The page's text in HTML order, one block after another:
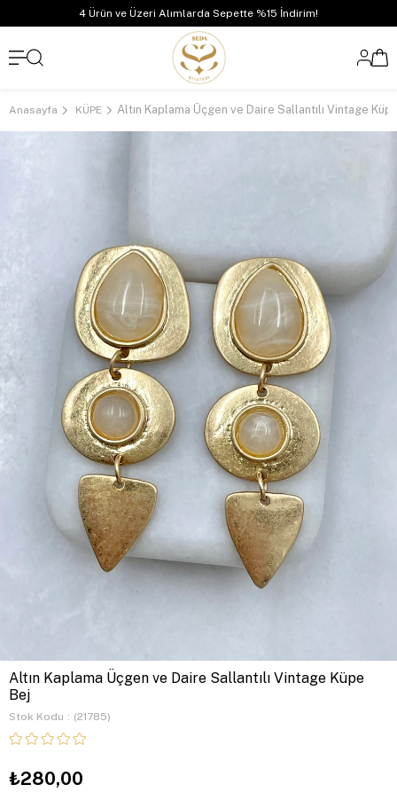
4 Ürün ve Üzeri Alımlarda Sepette %15 İndirim!
Anasayfa KÜPE Altın Kaplama Üçgen ve Daire Sallantılı Vintage
Altın Kaplama Üçgen ve Daire Sallantılı Vintage Küpe
Bej
Stok Kodu (21785)
₺280,00